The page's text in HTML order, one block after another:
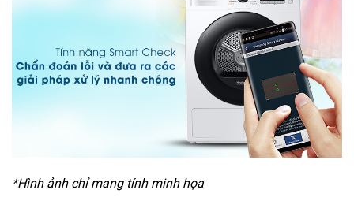
*Hình ảnh chỉ mang tính minh họa